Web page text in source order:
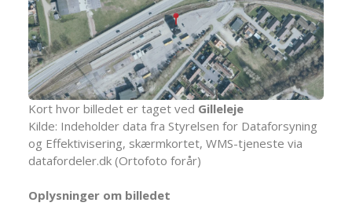
Kort hvor billedet er taget ved Gilleleje
Kilde: Indeholder data fra Styrelsen for Dataforsyning
og Effektivisering, skærmkortet, WMS-tjeneste via
datafordeler.dk (Ortofoto forår)
Oplysninger om billedet